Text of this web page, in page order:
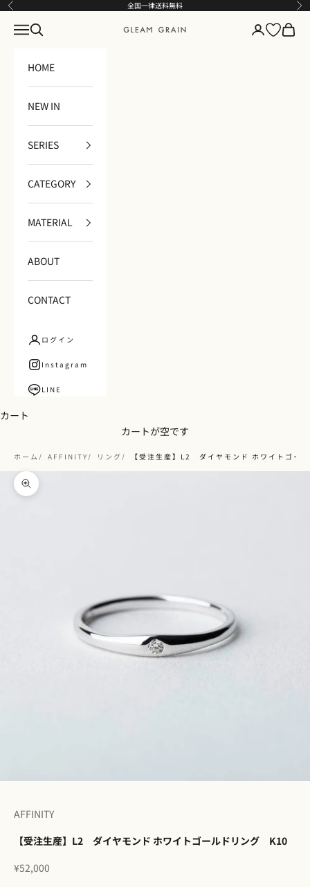
コンテンツへスキップ
前へ 全国一律送料無料 次
GLEAM GRAIN
メニュー
検索 ログインカート
HOME
NEW IN
SERIES
CATEGORY
MATERIAL
ABOUT
CONTACT
ログイン
Instagram
LINE
カート
カートが空です
ホーム AFFINITY リング 【受注生産】L2 ダイヤモンド ホワイトゴー
ズームイン
AFFINITY
【受注生産】L2 ダイヤモンド ホワイトゴールドリング K10
セール価格
¥52,000